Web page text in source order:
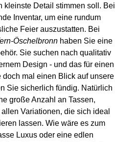
kleinste Detail stimmen soll. Bei
Inventar, um eine rundum
liche Feier auszustatten. Bei
Öschelbronn haben Sie eine
Sie suchen nach qualitativ
Design - und das für einen
mal einen Blick auf unsere
Sie sicherlich fündig. Natürlich
große Anzahl an Tassen,
Variationen, die sich ideal
lassen. Wie wäre es zum
Luxus oder eine edlen